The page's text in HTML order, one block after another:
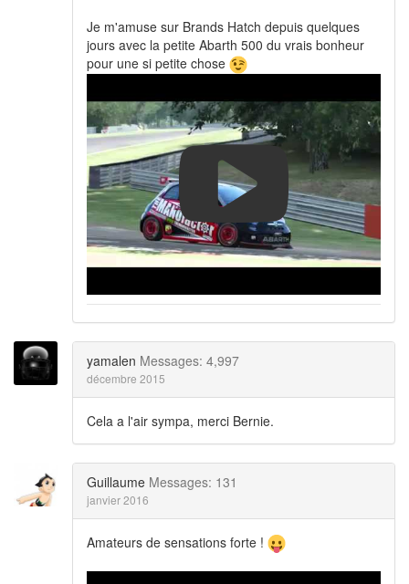
Je m'amuse sur Brands Hatch depuis quelques
jours avec la petite Abarth 500 du vrais bonheur
pour une si petite chose
yamalen Messages: 4,997
décembre 2015
Cela a l'air sympa, merci Bernie.
Guillaume Messages: 131
janvier 2016
Amateurs de sensations forte !